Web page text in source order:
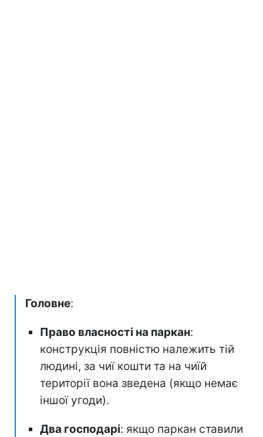
Головне:
Право власності на паркан:
конструкція повністю належить тій
людині, за чиї кошти та на чиїй
території вона зведена (якщо немає
іншої угоди).
Два господарі: якщо паркан ставили